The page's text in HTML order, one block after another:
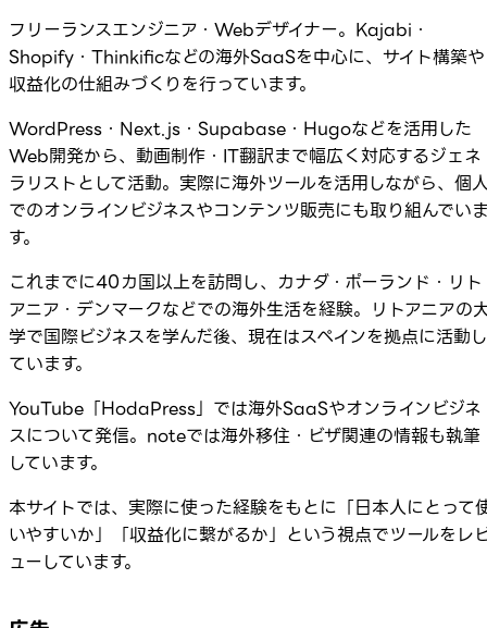
フリーランスエンジニア・Webデザイナー。Kajabi・
Shopify・Thinkificなどの海外SaaSを中心に、サイト構築や
収益化の仕組みづくりを行っています。
WordPress・Next.js・Supabase・Hugoなどを活用した
Web開発から、動画制作・IT翻訳まで幅広く対応するジェネ
ラリストとして活動。実際に海外ツールを活用しながら、個
でのオンラインビジネスやコンテンツ販売にも取り組んでい
す。
これまでに40カ国以上を訪問し、カナダ・ポーランド・リト
アニア・デンマークなどでの海外生活を経験。リトアニアの
学で国際ビジネスを学んだ後、現在はスペインを拠点に活動し
ています。
YouTube「HodaPress」では海外SaaSやオンラインビジネ
スについて発信。noteでは海外移住・ビザ関連の情報も執筆
しています。
本サイトでは、実際に使った経験をもとに「日本人にとって
いやすいか」「収益化に繋がるか」という視点でツールをレ
ューしています。